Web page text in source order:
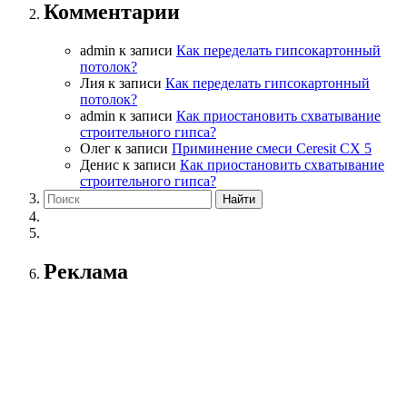
Комментарии
admin к записи Как переделать гипсокартонный
потолок?
Лия к записи Как переделать гипсокартонный
потолок?
admin к записи Как приостановить схватывание
строительного гипса?
Олег к записи Приминение смеси Ceresit СХ 5
Денис к записи Как приостановить схватывание
строительного гипса?
Реклама